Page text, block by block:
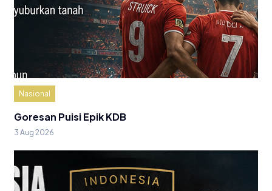
Nasional
Goresan Puisi Epik KDB
3 Aug 2026